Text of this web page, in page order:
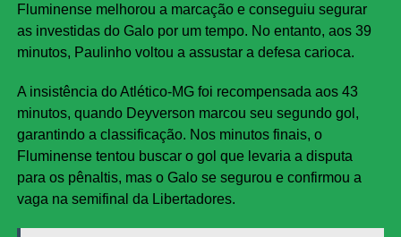
Fluminense melhorou a marcação e conseguiu segurar
as investidas do Galo por um tempo. No entanto, aos 39
minutos, Paulinho voltou a assustar a defesa carioca.
A insistência do Atlético-MG foi recompensada aos 43
minutos, quando Deyverson marcou seu segundo gol,
garantindo a classificação. Nos minutos finais, o
Fluminense tentou buscar o gol que levaria a disputa
para os pênaltis, mas o Galo se segurou e confirmou a
vaga na semifinal da Libertadores.